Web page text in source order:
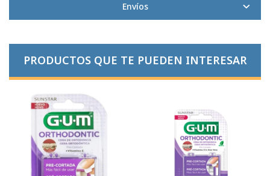
Envíos
PRODUCTOS QUE TE PUEDEN INTERESAR